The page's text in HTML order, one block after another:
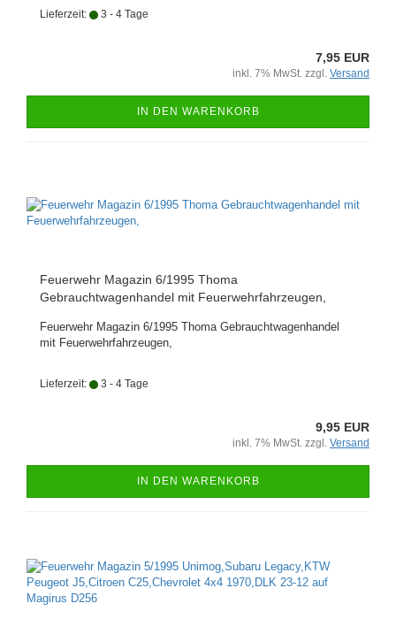
Lieferzeit: 3 - 4 Tage
7,95 EUR
inkl. 7% MwSt. zzgl. Versand
IN DEN WARENKORB
Feuerwehr Magazin 6/1995 Thoma
Gebrauchtwagenhandel mit Feuerwehrfahrzeugen,
Feuerwehr Magazin 6/1995 Thoma Gebrauchtwagenhandel
mit Feuerwehrfahrzeugen,
Lieferzeit: 3 - 4 Tage
9,95 EUR
inkl. 7% MwSt. zzgl. Versand
IN DEN WARENKORB